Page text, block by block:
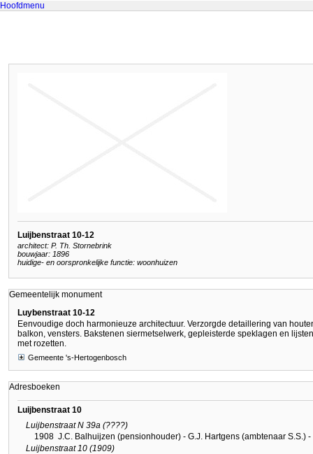
Hoofdmenu
Luijbenstraat 10-12
architect: P. Th. Stornebrink
bouwjaar: 1896
huidige- en oorspronkelijke functie: woonhuizen
Gemeentelijk monument
Luybenstraat 10-12
Eenvoudige doch harmonieuze architectuur. Verzorgde detaillering van
balkon, vensters. Bakstenen siermetselwerk, gepleisterde speklagen en
met rozetten.
Gemeente 's-Hertogenbosch
Adresboeken
Luijbenstraat 10
Luijbenstraat N 39a (????)
1908 J.C. Balhuijzen (pensionhouder) - G.J. Hartgens (ambtenaar S.S.)
Luijbenstraat 10 (1909)